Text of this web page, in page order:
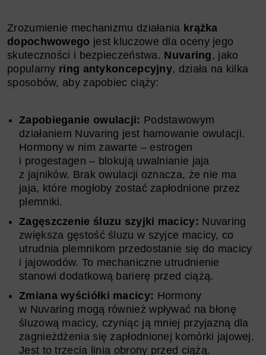
Zrozumienie mechanizmu działania krążka
dopochwowego jest kluczowe dla oceny jego
skuteczności i bezpieczeństwa. Nuvaring, jako
popularny ring antykoncepcyjny, działa na kilka
sposobów, aby zapobiec ciąży:
Zapobieganie owulacji: Podstawowym
działaniem Nuvaring jest hamowanie owulacji.
Hormony w nim zawarte – estrogen
i progestagen – blokują uwalnianie jaja
z jajników. Brak owulacji oznacza, że nie ma
jaja, które mogłoby zostać zapłodnione przez
plemniki.
Zagęszczenie śluzu szyjki macicy: Nuvaring
zwiększa gęstość śluzu w szyjce macicy, co
utrudnia plemnikom przedostanie się do macicy
i jajowodów. To mechaniczne utrudnienie
stanowi dodatkową barierę przed ciążą.
Zmiana wyściółki macicy: Hormony
w Nuvaring mogą również wpływać na błonę
śluzową macicy, czyniąc ją mniej przyjazną dla
zagnieżdżenia się zapłodnionej komórki jajowej.
Jest to trzecia linia obrony przed ciążą.